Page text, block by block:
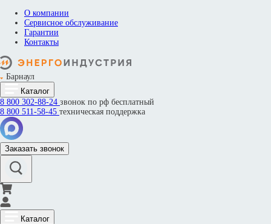
О компании
Сервисное обслуживание
Гарантии
Контакты
Барнаул
Каталог
8 800 302-88-24 звонок по рф бесплатный
8 800 511-58-45 техническая поддержка
Заказать звонок
Каталог